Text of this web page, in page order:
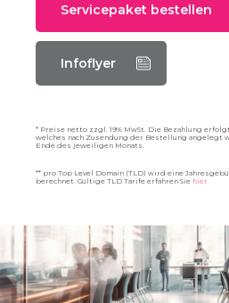
Servicepaket bestellen
Infoflyer
* Preise netto zzgl. 19% MwSt. Die Bezahlung
welches nach Zusendung der Bestellung angelegt
Ende des jeweiligen Monats.
** pro Top Level Domain (TLD) wird eine
berechnet. Gültige TLD Tarife erfahren Sie hier